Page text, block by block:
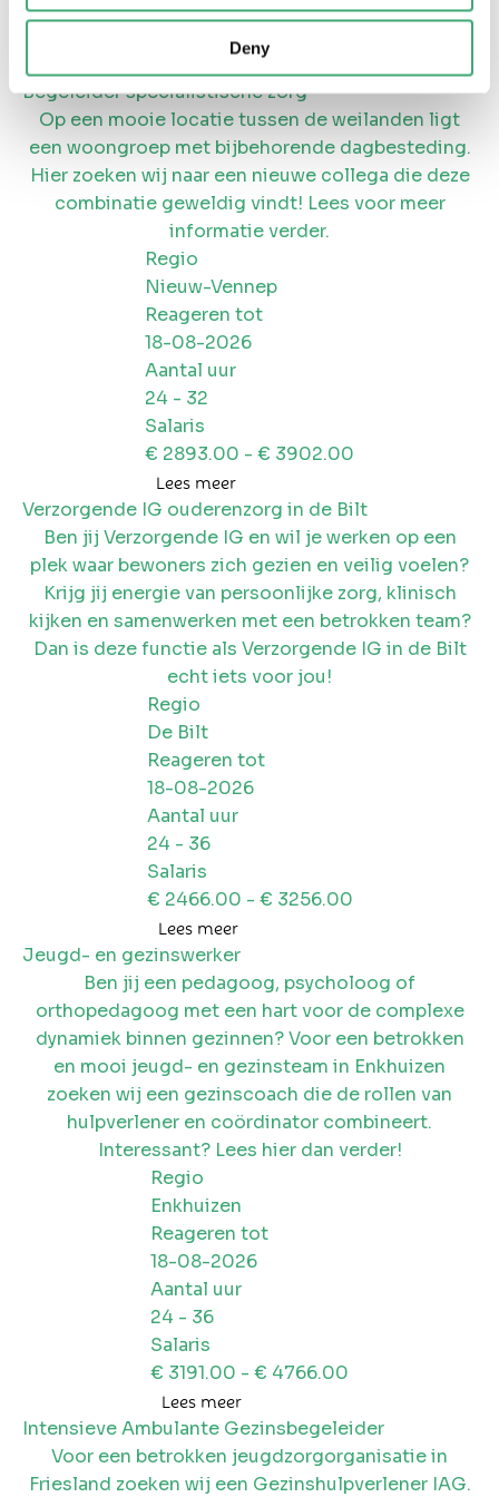
Deny
Salaris
2597.00
Begeleider specialistische zorg
Op een mooie locatie tussen de weilanden ligt
een woongroep met bijbehorende dagbesteding.
Hier zoeken wij naar een nieuwe collega die deze
combinatie geweldig vindt! Lees voor meer
informatie verder.
Regio
Nieuw-Vennep
Reageren tot
18-08-2026
Aantal uur
24 - 32
Salaris
€ 2893.00 - € 3902.00
Lees meer
Verzorgende IG ouderenzorg in de Bilt
Ben jij Verzorgende IG en wil je werken op een
plek waar bewoners zich gezien en veilig voelen?
Krijg jij energie van persoonlijke zorg, klinisch
kijken en samenwerken met een betrokken team?
Dan is deze functie als Verzorgende IG in de Bilt
echt iets voor jou!
Regio
De Bilt
Reageren tot
18-08-2026
Aantal uur
24 - 36
Salaris
€ 2466.00 - € 3256.00
Lees meer
Jeugd- en gezinswerker
Ben jij een pedagoog, psycholoog of
orthopedagoog met een hart voor de complexe
dynamiek binnen gezinnen? Voor een betrokken
en mooi jeugd- en gezinsteam in Enkhuizen
zoeken wij een gezinscoach die de rollen van
hulpverlener en coördinator combineert.
Interessant? Lees hier dan verder!
Regio
Enkhuizen
Reageren tot
18-08-2026
Aantal uur
24 - 36
Salaris
€ 3191.00 - € 4766.00
Lees meer
Intensieve Ambulante Gezinsbegeleider
Voor een betrokken jeugdzorgorganisatie in
Friesland zoeken wij een Gezinshulpverlener IAG.